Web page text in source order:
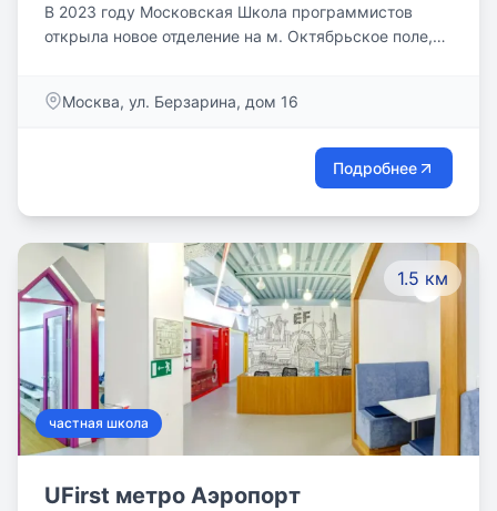
В 2023 году Московская Школа программистов
открыла новое отделение на м. Октябрьское поле,
профессий.
Москва, ул. Берзарина, дом 16
Подробнее
1.5 км
частная школа
UFirst метро Аэропорт